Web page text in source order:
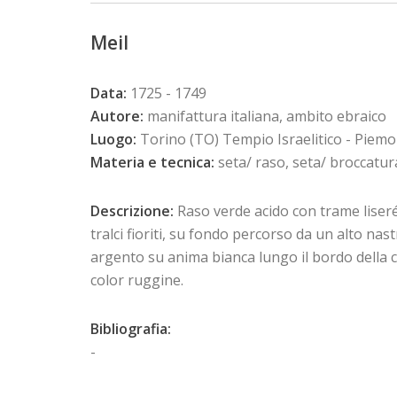
Meil
Data: 1725 - 1749
Autore: manifattura italiana, ambito ebraico
Luogo: Torino (TO) Tempio Israelitico -
Materia e tecnica: seta/ raso, seta/
Descrizione: Raso verde acido con trame
tralci fioriti, su fondo percorso da un alto
argento su anima bianca lungo il bordo
color ruggine.
Bibliografia:
-